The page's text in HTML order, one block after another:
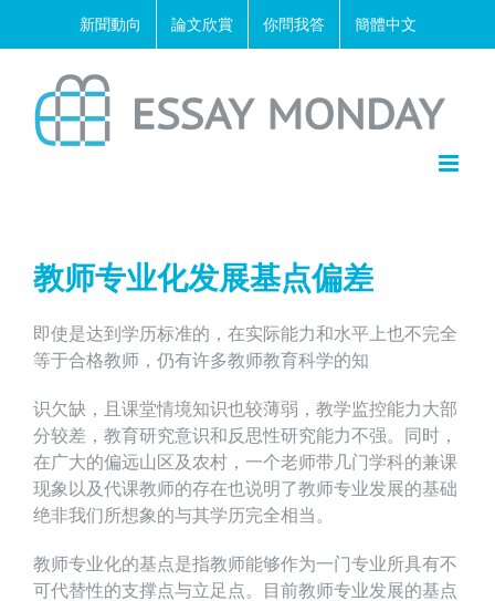
新聞動向 論文欣賞 你問我答 簡體中文
教师专业化发展基点偏差
即使是达到学历标准的，在实际能力和水平上也不完全
等于合格教师，仍有许多教师教育科学的知
识欠缺，且课堂情境知识也较薄弱，教学监控能力大部
分较差，教育研究意识和反思性研究能力不强。同时，
在广大的偏远山区及农村，一个老师带几门学科的兼课
现象以及代课教师的存在也说明了教师专业发展的基础
绝非我们所想象的与其学历完全相当。
教师专业化的基点是指教师能够作为一门专业所具有不
可代替性的支撑点与立足点。目前教师专业发展的基点